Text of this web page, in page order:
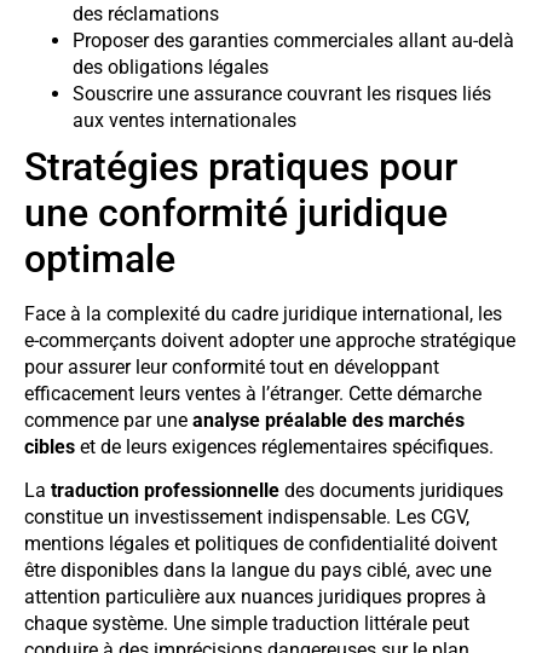
des réclamations
Proposer des garanties commerciales allant au-delà
des obligations légales
Souscrire une assurance couvrant les risques liés
aux ventes internationales
Stratégies pratiques pour
une conformité juridique
optimale
Face à la complexité du cadre juridique international, les
e-commerçants doivent adopter une approche stratégique
pour assurer leur conformité tout en développant
efficacement leurs ventes à l’étranger. Cette démarche
commence par une analyse préalable des marchés
cibles et de leurs exigences réglementaires spécifiques.
La traduction professionnelle des documents juridiques
constitue un investissement indispensable. Les CGV,
mentions légales et politiques de confidentialité doivent
être disponibles dans la langue du pays ciblé, avec une
attention particulière aux nuances juridiques propres à
chaque système. Une simple traduction littérale peut